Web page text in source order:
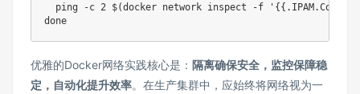
ping
-c 2 $(docker network inspect -f '{
done
优雅的Docker网络实践核心是： 隔离确保安全，监控保障稳
定，自动化提升效率。在生产集群中，应始终将网络视为一